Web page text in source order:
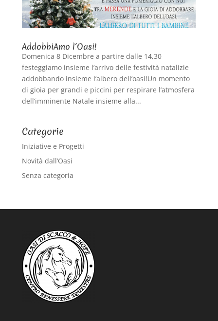
AddobbiAmo l’Oasi!
Domenica 8 Dicembre a partire dalle 14,30
festeggiamo insieme l’arrivo delle festività natalizie
addobbando insieme l’albero dell’oasi!Un momento
di gioia per grandi e piccini per respirare l’atmosfera
dell’imminente Natale insieme alla...
Categorie
Iniziative e Progetti
Novità dall’Oasi
Senza categoria